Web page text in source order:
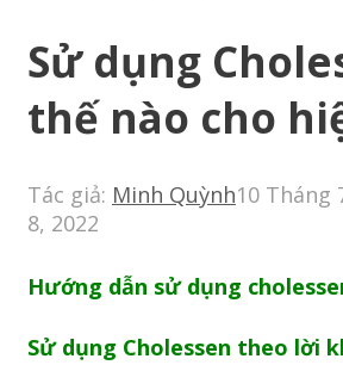
Sử dụng
thế nào cho
Tác giả: Minh Quỳnh10 Tháng
8, 2022
Hướng dẫn sử dụng
Sử dụng Cholessen theo lời